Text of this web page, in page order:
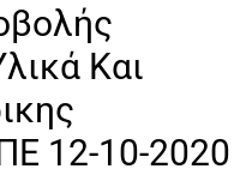
Και
12-10-2020